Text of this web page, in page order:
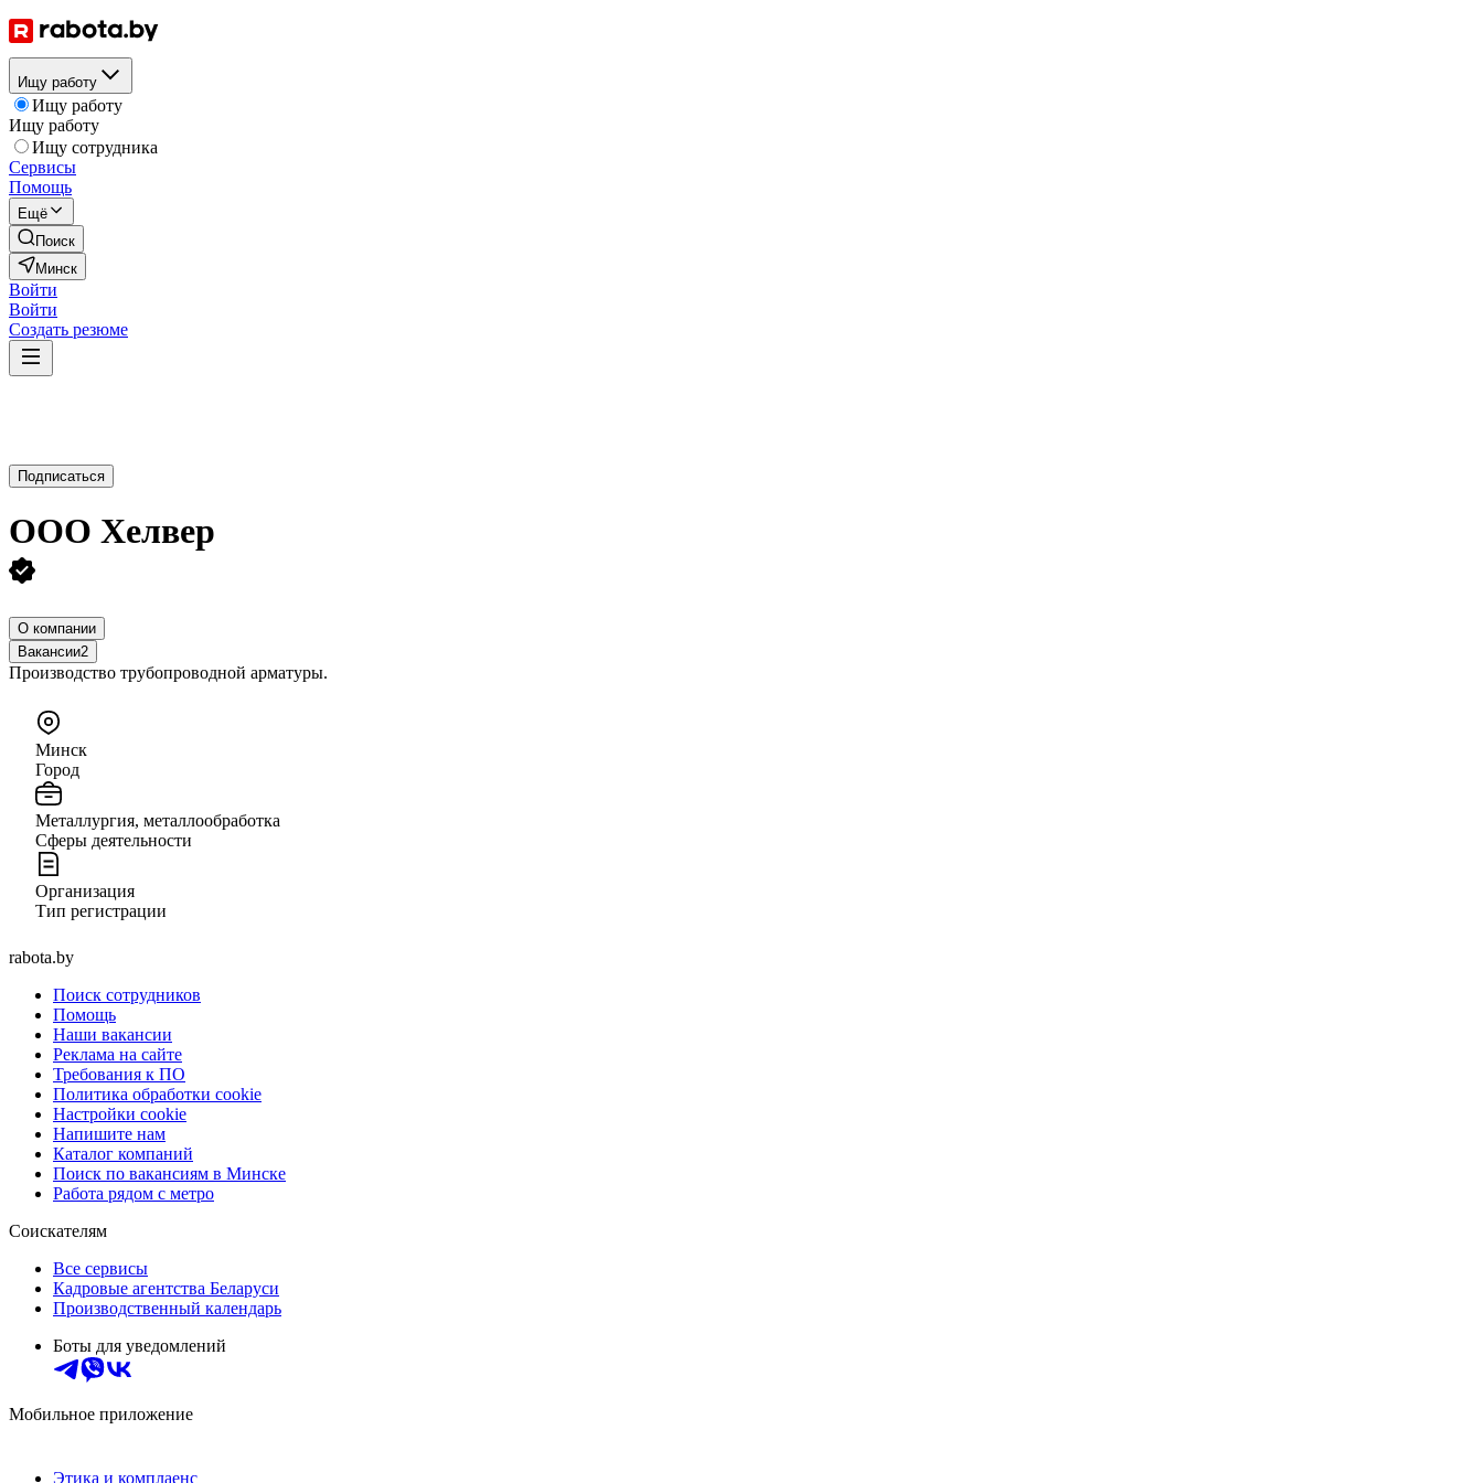
Ищу работу
Ищу работу
Ищу работу
Ищу сотрудника
Сервисы
Помощь
Ещё
Поиск
Минск
Войти
Войти
Создать резюме
Подписаться
ООО Хелвер
О компании
Вакансии2
Производство трубопроводной арматуры.
Минск
Город
Металлургия, металлообработка
Сферы деятельности
Организация
Тип регистрации
rabota.by
Поиск сотрудников
Помощь
Наши вакансии
Реклама на сайте
Требования к ПО
Политика обработки cookie
Настройки cookie
Напишите нам
Каталог компаний
Поиск по вакансиям в Минске
Работа рядом с метро
Соискателям
Все сервисы
Кадровые агентства Беларуси
Производственный календарь
Боты для уведомлений
Мобильное приложение
Этика и комплаенс